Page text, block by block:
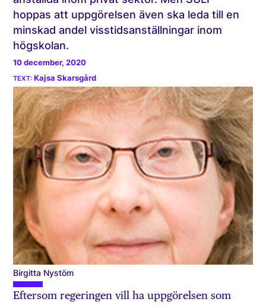
hoppas att uppgörelsen även ska leda till en
minskad andel visstidsanställningar inom
högskolan.
10 december, 2020
Kajsa Skarsgård
Birgitta Nystöm
Eftersom regeringen vill ha uppgörelsen som